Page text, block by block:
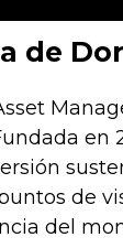
de
en
de
del